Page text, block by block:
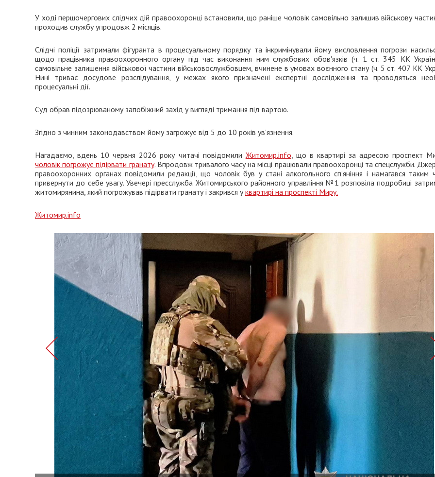
У ході першочергових слідчих дій правоохоронці встановили, що раніше чоловік самовільно залишив військову
проходив службу упродовж 2 місяців.
Слідчі поліції затримали фігуранта в процесуальному порядку та інкримінували йому висловлення погрози
щодо працівника правоохоронного органу під час виконання ним службових обов'язків (ч. 1 ст. 345 КК
самовільне залишення військової частини військовослужбовцем, вчинене в умовах воєнного стану (ч. 5 ст. 407 КК
Нині триває досудове розслідування, у межах якого призначені експертні дослідження та проводяться
процесуальні дії.
Суд обрав підозрюваному запобіжний захід у вигляді тримання під вартою.
Згідно з чинним законодавством йому загрожує від 5 до 10 років ув’язнення.
Нагадаємо, вдень 10 червня 2026 року читачі повідомили Житомир.info, що в квартирі за адресою проспект
чоловік погрожує підірвати гранату. Впродовж тривалого часу на місці працювали правоохоронці та спецслужби.
правоохоронних органах повідомили редакції, що чоловік був у стані алкогольного сп’яніння і намагався таким
привернути до себе увагу. Увечері пресслужба Житомирського районного управління №1 розповіла подробиці
житомирянина, який погрожував підірвати гранату і закрився уквартирі на проспекті Миру.
Житомир.info